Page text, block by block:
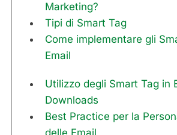
Marketing?
Tipi di Smart Tag
Come implementare gli
Email
Utilizzo degli Smart Tag in
Downloads
Best Practice per la